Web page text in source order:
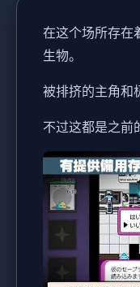
在这个场所存在
生物。
被排挤的主角和
不过这都是之前